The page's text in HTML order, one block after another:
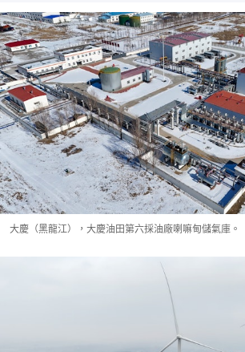
大慶（黑龍江），大慶油田第六採油廠喇嘛甸儲氣庫。